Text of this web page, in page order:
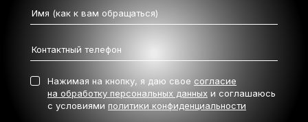
Нажимая на кнопку, я даю свое согласие
на обработку персональных данных и соглашаюсь
с условиями политики конфиденциальности